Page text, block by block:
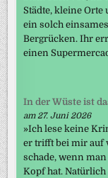
Städte, kleine Orte
ein solch
Bergrücken. Ihr
einen
In der Wüste ist
am 27. Juni 2026
»Ich lese keine
er trifft bei mir auf
schade, wenn
Kopf hat.